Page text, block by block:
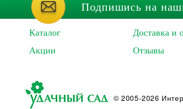
Подпишись на
Каталог
Акции
Доставка и
Отзывы
© 2005-2026